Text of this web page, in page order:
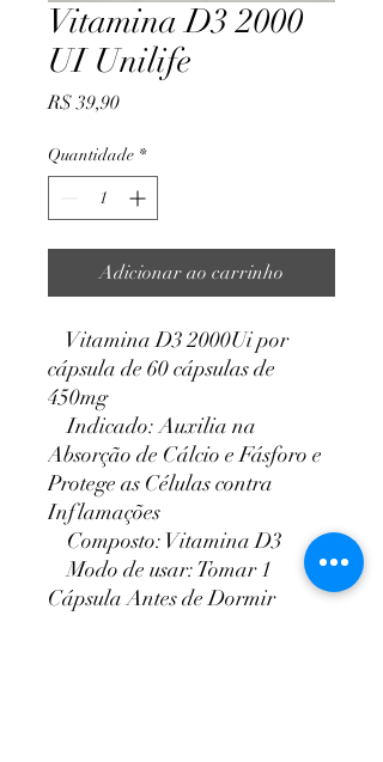
Vitamina D3 2000
UI Unilife
R$ 39,90Preço
Quantidade *
Adicionar ao carrinho
Vitamina D3 2000Ui por
cápsula de 60 cápsulas de
450mg
Indicado: Auxilia na
Absorção de Cálcio e Fásforo e
Protege as Células contra
Inflamações
Composto: Vitamina D3
Modo de usar: Tomar 1
Cápsula Antes de Dormir